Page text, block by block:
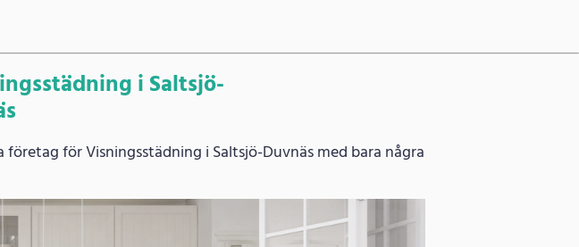
i Saltsjö-
för Visningsstädning i Saltsjö-Duvnäs med bara några